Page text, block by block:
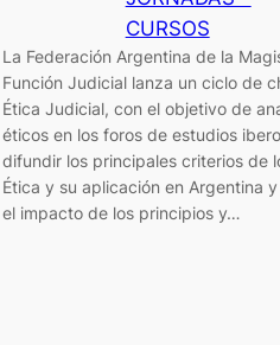
CURSOS
La Federación Argentina de la
Función Judicial lanza un ciclo de
Ética Judicial, con el objetivo de
éticos en los foros de estudios
difundir los principales criterios de
Ética y su aplicación en Argentina
el impacto de los principios y…